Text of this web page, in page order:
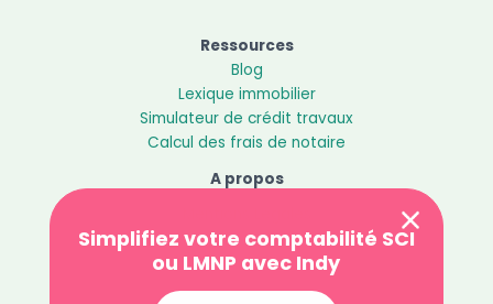
Ressources
Blog
Lexique immobilier
Simulateur de crédit travaux
Calcul des frais de notaire
A propos
Politique de confidentialité
Contact
Simplifiez votre comptabilité SCI
ou LMNP avec Indy